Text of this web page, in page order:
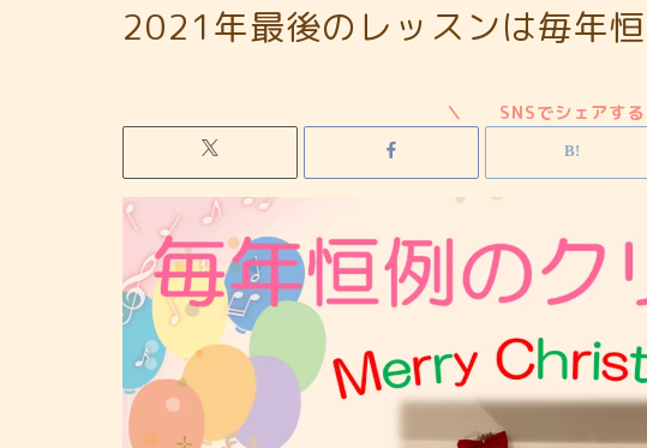
2021年最後のレッスンは毎年